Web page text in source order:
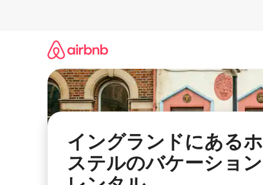
イングランドにあるホ
ステルのバケーション